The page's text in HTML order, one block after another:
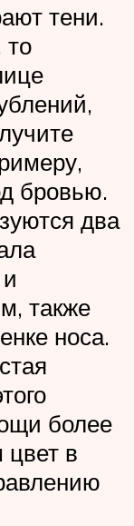
тени.
то
бровью.
два
также
носа.
более
цвет в